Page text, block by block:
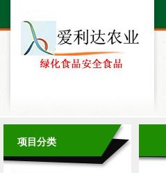
项目分类